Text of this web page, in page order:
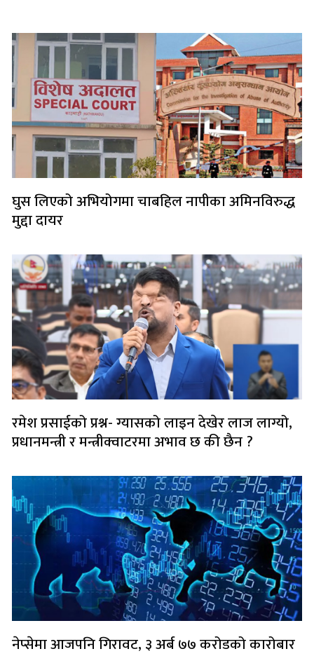
घुस लिएको अभियोगमा चाबहिल नापीका अमिनविरुद्ध
मुद्दा दायर
रमेश प्रसाईको प्रश्न- ग्यासको लाइन देखेर लाज लाग्यो,
प्रधानमन्त्री र मन्त्रीक्वाटरमा अभाव छ की छैन ?
नेप्सेमा आजपनि गिरावट, ३ अर्ब ७७ करोडको कारोबार